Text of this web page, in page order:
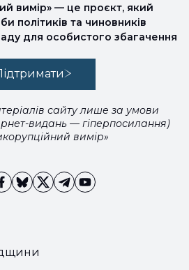
вимір» — це проєкт, який
політиків та чиновників
для особистого збагачення
сайту лише за умови
видань — гіперпосилання)
вимір»